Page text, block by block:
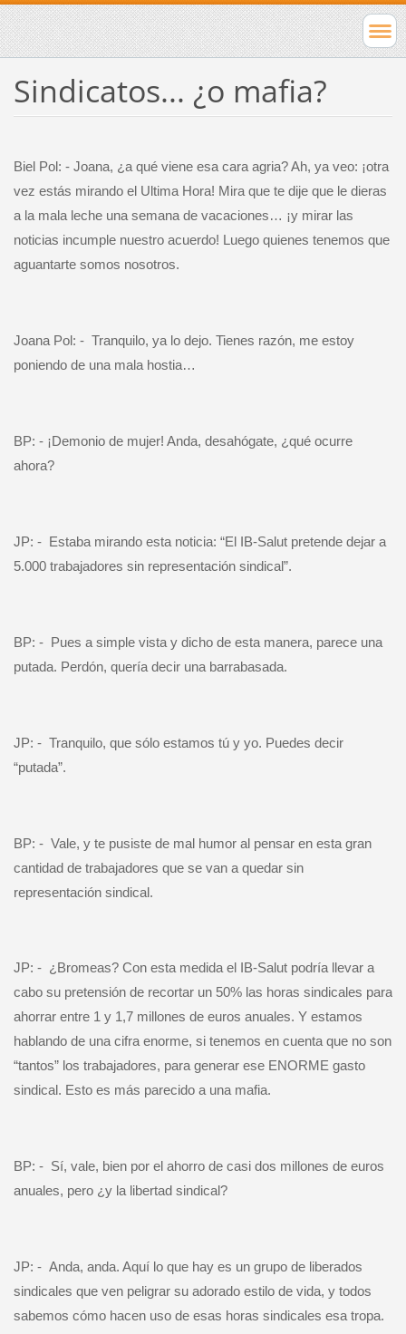
Sindicatos... ¿o mafia?
Biel Pol: - Joana, ¿a qué viene esa cara agria? Ah, ya veo: ¡otra
vez estás mirando el Ultima Hora! Mira que te dije que le dieras
a la mala leche una semana de vacaciones… ¡y mirar las
noticias incumple nuestro acuerdo! Luego quienes tenemos que
aguantarte somos nosotros.
Joana Pol: - Tranquilo, ya lo dejo. Tienes razón, me estoy
poniendo de una mala hostia…
BP: - ¡Demonio de mujer! Anda, desahógate, ¿qué ocurre
ahora?
JP: - Estaba mirando esta noticia: “El IB-Salut pretende dejar a
5.000 trabajadores sin representación sindical”.
BP: - Pues a simple vista y dicho de esta manera, parece una
putada. Perdón, quería decir una barrabasada.
JP: - Tranquilo, que sólo estamos tú y yo. Puedes decir
“putada”.
BP: - Vale, y te pusiste de mal humor al pensar en esta gran
cantidad de trabajadores que se van a quedar sin
representación sindical.
JP: - ¿Bromeas? Con esta medida el IB-Salut podría llevar a
cabo su pretensión de recortar un 50% las horas sindicales para
ahorrar entre 1 y 1,7 millones de euros anuales. Y estamos
hablando de una cifra enorme, si tenemos en cuenta que no son
“tantos” los trabajadores, para generar ese ENORME gasto
sindical. Esto es más parecido a una mafia.
BP: - Sí, vale, bien por el ahorro de casi dos millones de euros
anuales, pero ¿y la libertad sindical?
JP: - Anda, anda. Aquí lo que hay es un grupo de liberados
sindicales que ven peligrar su adorado estilo de vida, y todos
sabemos cómo hacen uso de esas horas sindicales esa tropa.